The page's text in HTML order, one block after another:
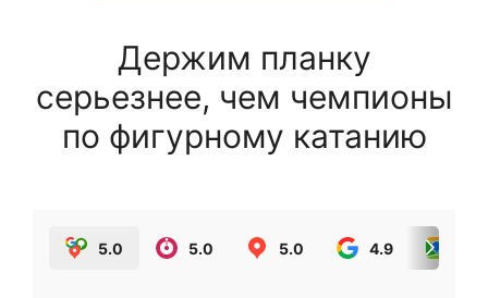
Держим планку
серьезнее, чем чемпионы
по фигурному катанию
5.0 5.0 5.0 4.9